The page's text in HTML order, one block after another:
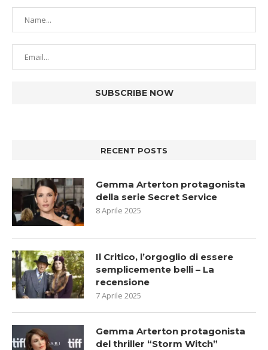
RECENT POSTS
Gemma Arterton protagonista
della serie Secret Service
8 Aprile 2025
Il Critico, l’orgoglio di essere
semplicemente belli – La
recensione
7 Aprile 2025
Gemma Arterton protagonista
del thriller “Storm Witch”